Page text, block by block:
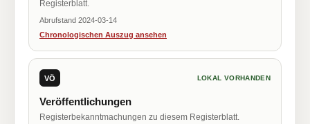
Registerblatt.
Abrufstand 2024-03-14
Chronologischen Auszug ansehen
VÖ LOKAL VORHANDEN
Veröffentlichungen
Registerbekanntmachungen zu diesem Registerblatt.